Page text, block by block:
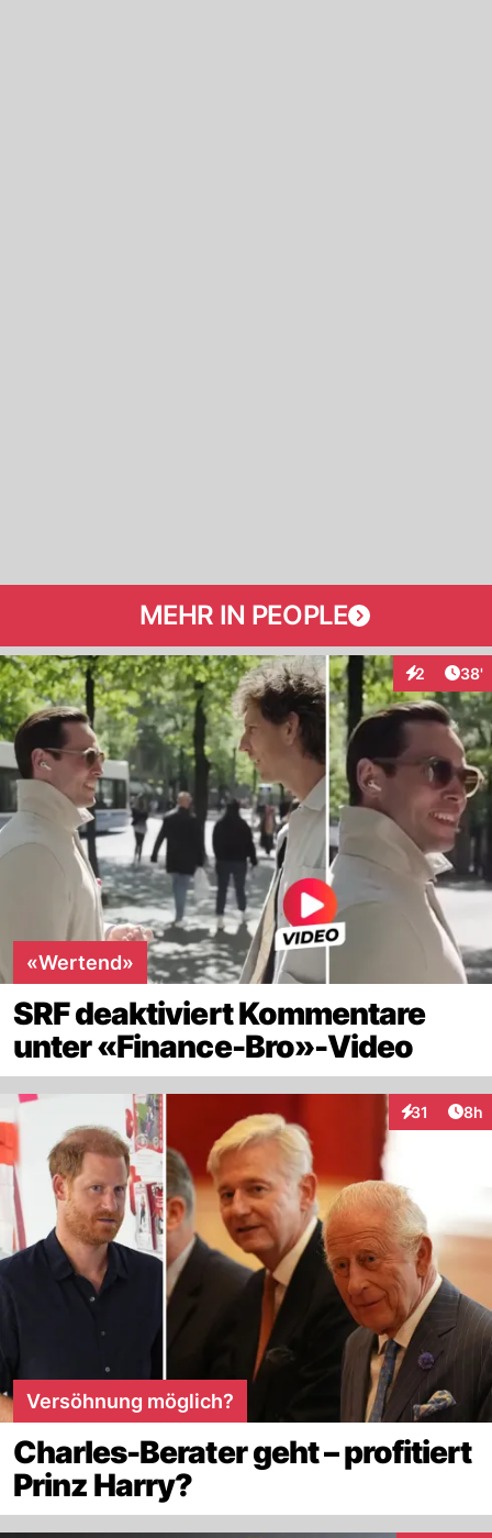
MEHR IN PEOPLE
2 38'
«Wertend»
SRF deaktiviert Kommentare
unter «Finance-Bro»-Video
31
Interaktionen
8h
Versöhnung möglich?
Charles-Berater geht – profitiert
Prinz Harry?